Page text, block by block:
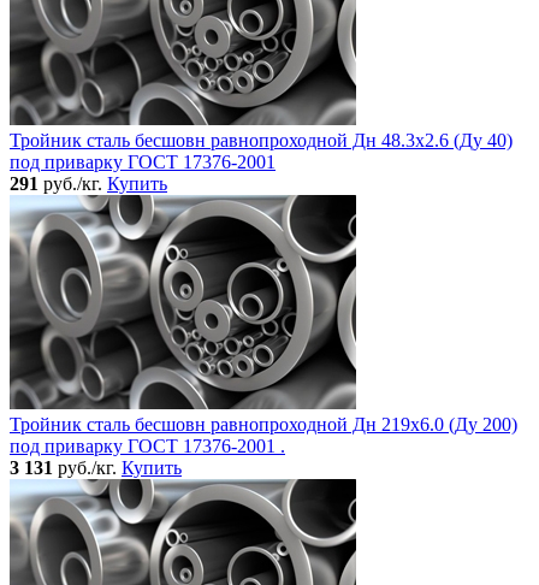
Тройник сталь бесшовн равнопроходной Дн 48.3х2.6 (Ду 40)
под приварку ГОСТ 17376-2001
291 руб./кг. Купить
Тройник сталь бесшовн равнопроходной Дн 219х6.0 (Ду 200)
под приварку ГОСТ 17376-2001 .
3 131 руб./кг. Купить